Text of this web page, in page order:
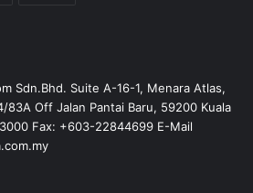
Sdn.Bhd. Suite A-16-1, Menara Atlas,
83A Off Jalan Pantai Baru, 59200 Kuala
Fax: +603-22844699 E-Mail